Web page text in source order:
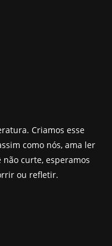
Criamos esse
como nós, ama ler
não curte, esperamos
ou refletir.